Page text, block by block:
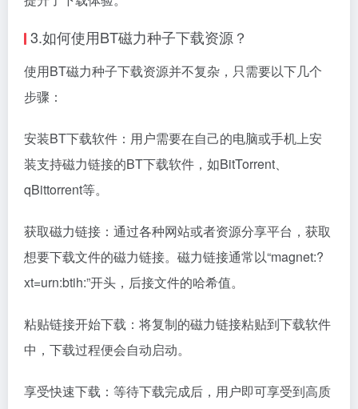
3.如何使用BT磁力种子下载资源？
使用BT磁力种子下载资源并不复杂，只需要以下几个
步骤：
安装BT下载软件：用户需要在自己的电脑或手机上安
装支持磁力链接的BT下载软件，如BitTorrent、
qBittorrent等。
获取磁力链接：通过各种网站或者资源分享平台，获取
想要下载文件的磁力链接。磁力链接通常以“magnet:?
xt=urn:btih:”开头，后接文件的哈希值。
粘贴链接开始下载：将复制的磁力链接粘贴到下载软件
中，下载过程便会自动启动。
享受快速下载：等待下载完成后，用户即可享受到高质